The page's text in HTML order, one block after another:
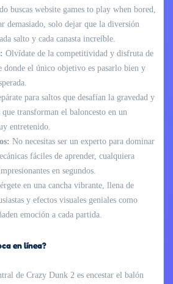
buscas website games to play when bored,
demasiado, solo dejar que la diversión
salto y cada canasta increíble.
Olvídate de la competitividad y disfruta de
donde el único objetivo es pasarlo bien y
para saltos que desafían la gravedad y
transforman el baloncesto en un
entretenido.
No necesitas ser un experto para dominar
fáciles de aprender, cualquiera
en segundos.
en una cancha vibrante, llena de
y efectos visuales geniales como
emoción a cada partida.
en línea?
de Crazy Dunk 2 es encestar el balón